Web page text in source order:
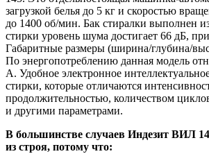
загрузкой белья до 5 кг и скоростью
до 1400 об/мин. Бак стиралки выполнен
стирки уровень шума достигает 66 дБ,
Габаритные размеры (ширина/глубина/
По энергопотреблению данная модель
A. Удобное электронное
стирки, которые отличаются
продолжительностью, количеством
и другими параметрами.
В большинстве случаев Индезит ВИЛ
из строя, потому что: